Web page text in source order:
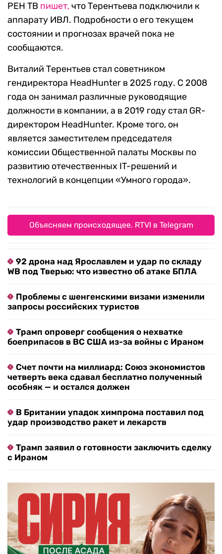
РЕН ТВ пишет,что Терентьева подключили к
аппарату ИВЛ. Подробности о его текущем
состоянии и прогнозах врачей пока не
сообщаются.
Виталий Терентьев стал советником
гендиректора HeadHunter в 2025 году. С 2008
года он занимал различные руководящие
должности в компании, а в 2019 году стал GR-
директором HeadHunter. Кроме того, он
является заместителем председателя
комиссии Общественной палаты Москвы по
развитию отечественных IT-решений и
технологий в концепции «Умного города».
Объясняем происходящее. RTVI в Telegram
92 дрона над Ярославлем и удар по складу
WB под Тверью: что известно об атаке БПЛА
Проблемы с шенгенскими визами изменили
запросы российских туристов
Трамп опроверг сообщения о нехватке
боеприпасов в ВС США из-за войны с Ираном
Счет почти на миллиард: Союз экономистов
четверть века сдавал бесплатно полученный
особняк — и остался должен
В Британии упадок химпрома поставил под
удар производство ракет и лекарств
Трамп заявил о готовности заключить сделку
с Ираном